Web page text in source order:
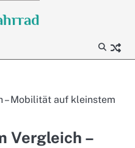
– Mobilität auf kleinstem
Vergleich –